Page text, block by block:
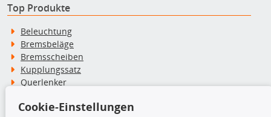
Top Produkte
Beleuchtung
Bremsbeläge
Bremsscheiben
Kupplungssatz
Querlenker
Stoßdämpfer
Cookie-Einstellungen